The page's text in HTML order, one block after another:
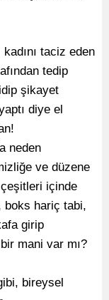
taciz eden
tedip
şikayet
diye el
neden
ve düzene
içinde
boks hariç tabi,
girip
mani var mı?
bireysel